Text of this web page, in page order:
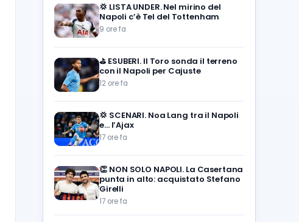
💢 LISTA UNDER. Nel mirino del
Napoli c’è Tel del Tottenham
9 ore fa
⛳ ESUBERI. Il Toro sonda il terreno
con il Napoli per Cajuste
12 ore fa
💢 SCENARI. Noa Lang tra il Napoli
e… l’Ajax
17 ore fa
👏 NON SOLO NAPOLI. La Casertana
punta in alto: acquistato Stefano
Girelli
17 ore fa